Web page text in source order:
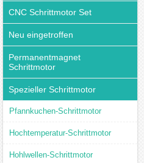
CNC Schrittmotor Set
Neu eingetroffen
Permanentmagnet
Schrittmotor
Spezieller Schrittmotor
Pfannkuchen-Schrittmotor
Hochtemperatur-Schrittmotor
Hohlwellen-Schrittmotor